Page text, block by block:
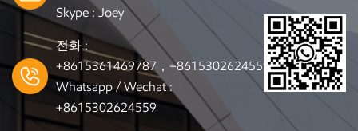
Skype :Joey
전화 :
+8615361469787，+8615302624559
Whatsapp / Wechat :
+8615302624559